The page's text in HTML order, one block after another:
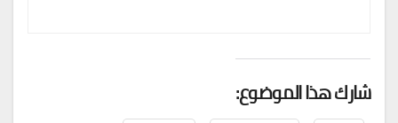
شارك هذا الموضوع: